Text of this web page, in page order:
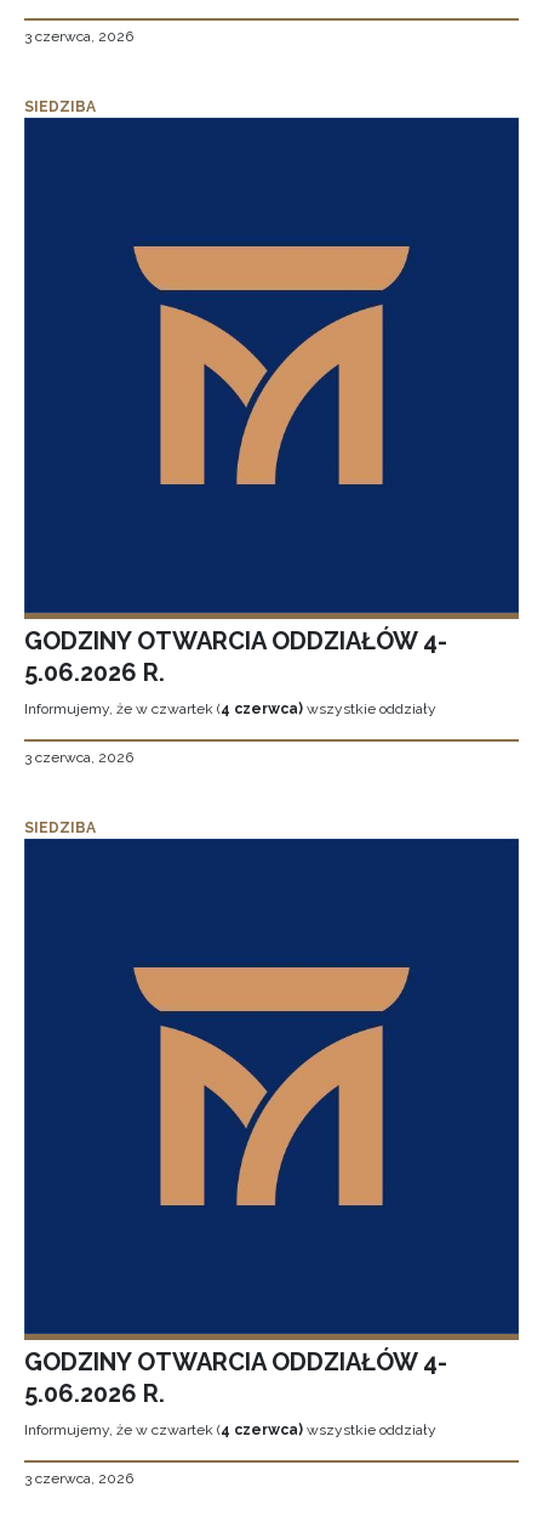
3 czerwca, 2026
SIEDZIBA
GODZINY OTWARCIA ODDZIAŁÓW 4-
5.06.2026 R.
Informujemy, że w czwartek (4 czerwca) wszystkie oddziały
3 czerwca, 2026
SIEDZIBA
GODZINY OTWARCIA ODDZIAŁÓW 4-
5.06.2026 R.
Informujemy, że w czwartek (4 czerwca) wszystkie oddziały
3 czerwca, 2026